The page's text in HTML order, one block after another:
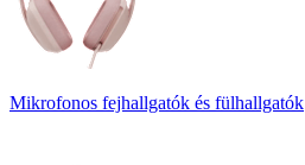
Mikrofonos fejhallgatók és fülhallgatók